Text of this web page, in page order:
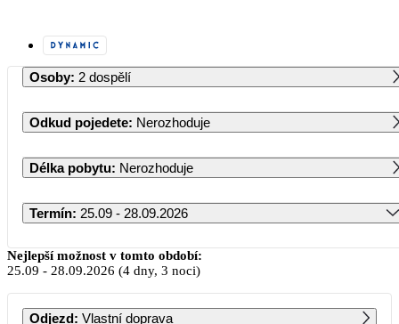
Osoby: 2 dospělí
Odkud pojedete: Nerozhoduje
Délka pobytu: Nerozhoduje
Termín: 25.09 - 28.09.2026
Září 2026
PO ÚT ST ČT PÁ SO NE
Nejlepší možnost v tomto období:
25.09 - 28.09.2026 (4 dny, 3 noci)
Odjezd: Vlastní doprava